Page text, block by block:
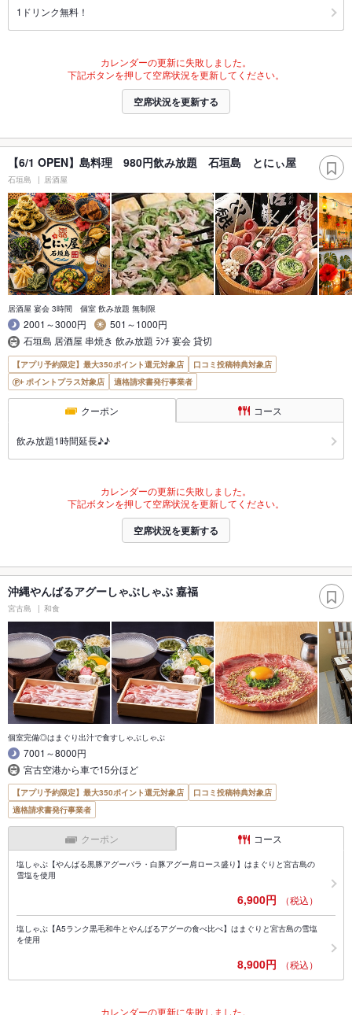
1ドリンク無料！
カレンダーの更新に失敗しました。
下記ボタンを押して空席状況を更新してください。
空席状況を更新する
【6/1 OPEN】島料理 980円飲み放題 石垣島 とにぃ屋
石垣島 居酒屋
居酒屋 宴会 3時間 個室 飲み放題 無制限
2001～3000円
501～1000円
石垣島 居酒屋 串焼き 飲み放題 ﾗﾝﾁ 宴会 貸切
【アプリ予約限定】最大350ポイント還元対象店
口コミ投稿特典対象店
ポイントプラス対象店
適格請求書発行事業者
クーポン コース
飲み放題1時間延長♪♪
カレンダーの更新に失敗しました。
下記ボタンを押して空席状況を更新してください。
空席状況を更新する
沖縄やんばるアグーしゃぶしゃぶ 嘉福
宮古島 和食
個室完備◎はまぐり出汁で食すしゃぶしゃぶ
7001～8000円
宮古空港から車で15分ほど
【アプリ予約限定】最大350ポイント還元対象店
口コミ投稿特典対象店
適格請求書発行事業者
クーポン コース
塩しゃぶ【やんばる黒豚アグーバラ・白豚アグー肩ロース盛り】はまぐりと宮古島の
雪塩を使用
6,900円 （税込）
塩しゃぶ【A5ランク黒毛和牛とやんばるアグーの食べ比べ】はまぐりと宮古島の雪塩
を使用
8,900円 （税込）
カレンダーの更新に失敗しました。